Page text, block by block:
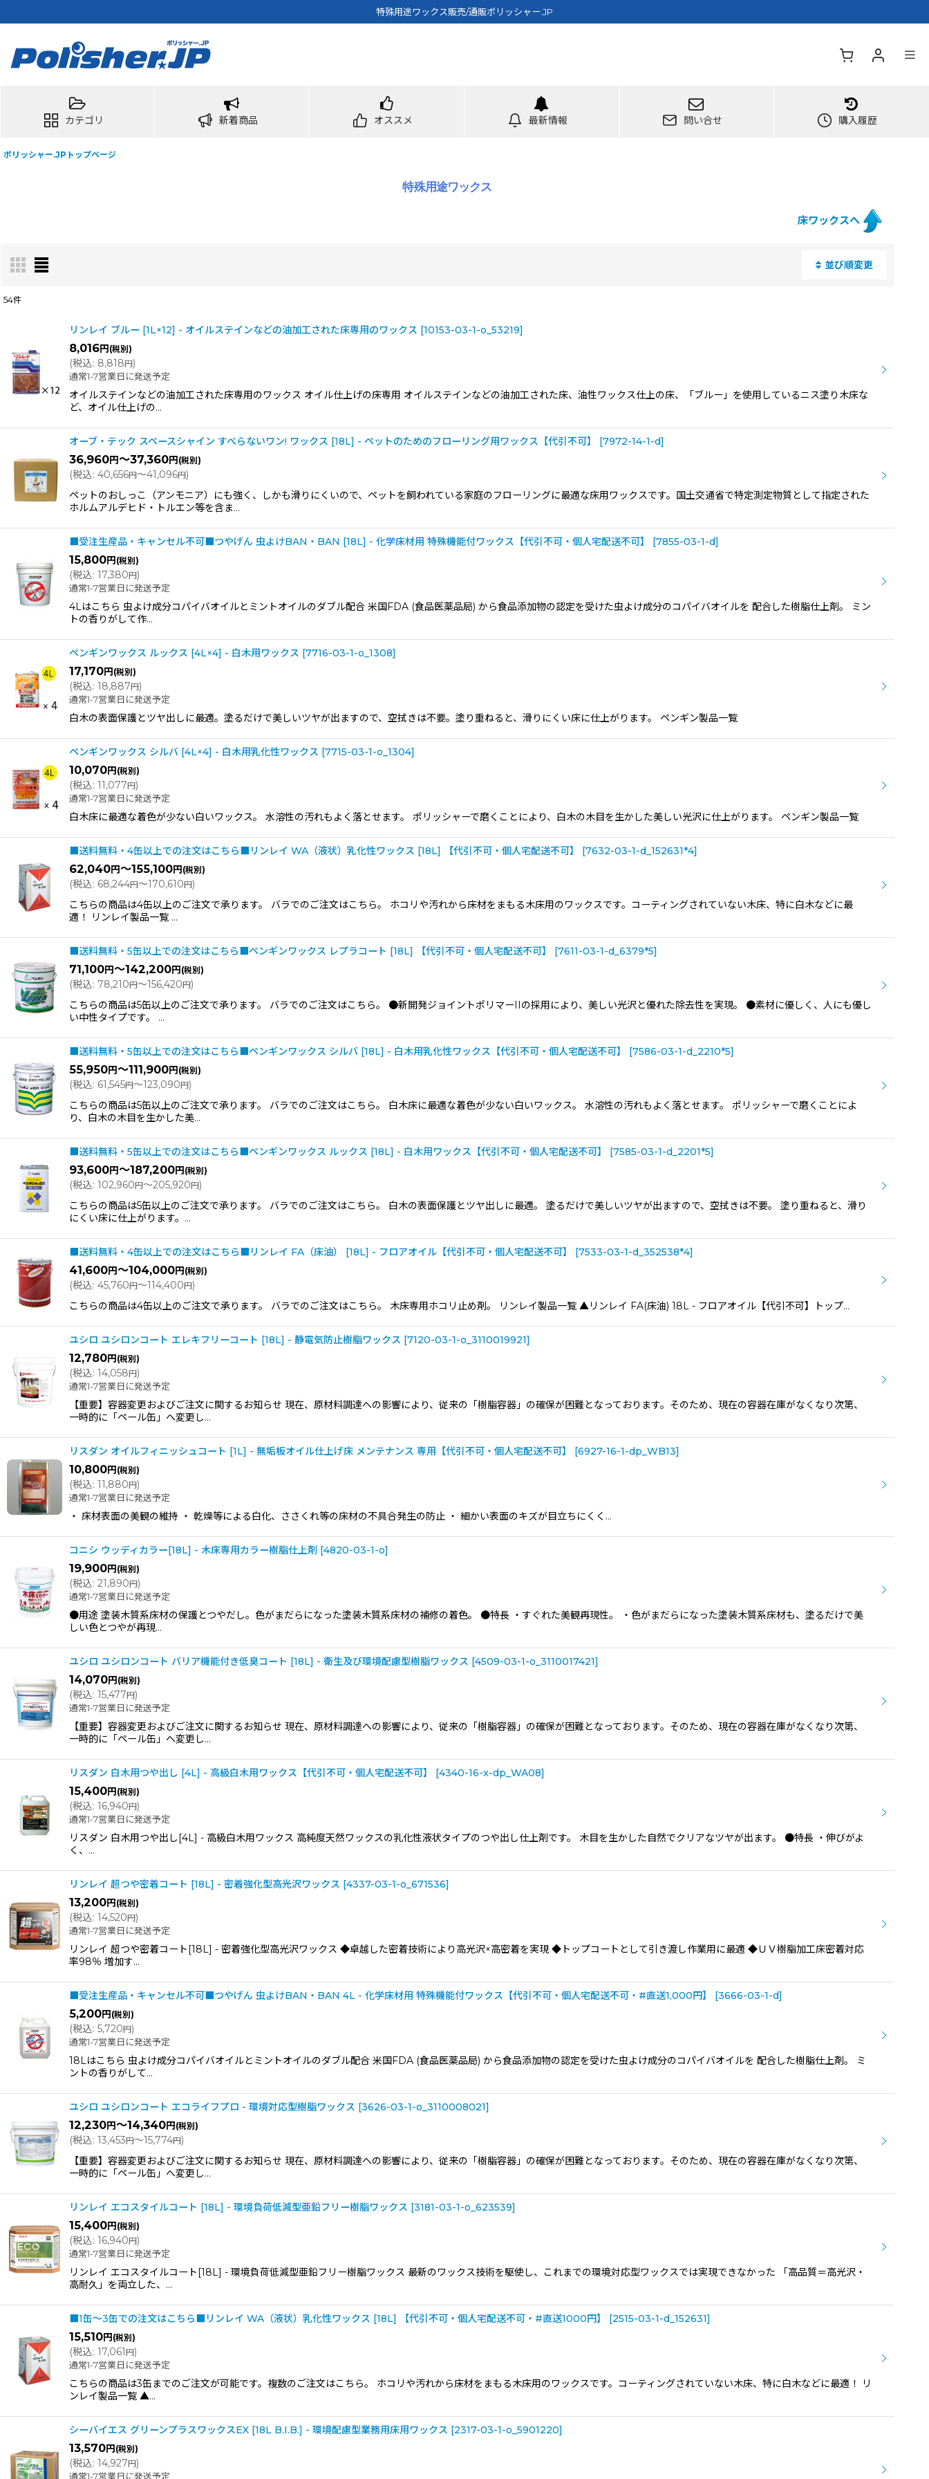
特殊用途ワックス販売/通販ポリッシャー.JP
カテゴリ 新着商品 オススメ 最新情報 問い合せ 購入履歴
ポリッシャー.JPトップページ
特殊用途ワックス
床ワックスへ
並び順変更
並び順
54件
リンレイ ブルー [1L×12] - オイルステインなどの油加工された床専用のワックス [10153-03-1-o_53219]
8,016円 (税別)
(税込: 8,818円)
通常1-7営業日に発送予定
オイルステインなどの油加工された床専用のワックス オイル仕上げの床専用 オイルステインなどの油加工された床、油性ワックス仕上の床、「ブルー」を使用しているニス塗り木床な
ど、オイル仕上げの…
オーブ・テック スペースシャイン すべらないワン! ワックス [18L] - ペットのためのフローリング用ワックス【代引不可】 [7972-14-1-d]
36,960円～37,360円 (税別)
(税込: 40,656円～41,096円)
ペットのおしっこ（アンモニア）にも強く、しかも滑りにくいので、ペットを飼われている家庭のフローリングに最適な床用ワックスです。国土交通省で特定測定物質として指定された
ホルムアルデヒド・トルエン等を含ま…
■受注生産品・キャンセル不可■つやげん 虫よけBAN・BAN [18L] - 化学床材用 特殊機能付ワックス【代引不可・個人宅配送不可】 [7855-03-1-d]
15,800円 (税別)
(税込: 17,380円)
通常1-7営業日に発送予定
4Lはこちら 虫よけ成分コパイバオイルとミントオイルのダブル配合 米国FDA (食品医薬品局) から食品添加物の認定を受けた虫よけ成分のコパイバオイルを 配合した樹脂仕上剤。 ミン
トの香りがして作…
ペンギンワックス ルックス [4L×4] - 白木用ワックス [7716-03-1-o_1308]
17,170円 (税別)
(税込: 18,887円)
通常1-7営業日に発送予定
白木の表面保護とツヤ出しに最適。塗るだけで美しいツヤが出ますので、空拭きは不要。塗り重ねると、滑りにくい床に仕上がります。 ペンギン製品一覧
ペンギンワックス シルバ [4L×4] - 白木用乳化性ワックス [7715-03-1-o_1304]
10,070円 (税別)
(税込: 11,077円)
通常1-7営業日に発送予定
白木床に最適な着色が少ない白いワックス。 水溶性の汚れもよく落とせます。 ポリッシャーで磨くことにより、白木の木目を生かした美しい光沢に仕上がります。 ペンギン製品一覧
■送料無料・4缶以上での注文はこちら■リンレイ WA（液状）乳化性ワックス [18L] 【代引不可・個人宅配送不可】 [7632-03-1-d_152631*4]
62,040円～155,100円 (税別)
(税込: 68,244円～170,610円)
こちらの商品は4缶以上のご注文で承ります。 バラでのご注文はこちら。 ホコリや汚れから床材をまもる木床用のワックスです。コーティングされていない木床、特に白木などに最
適！ リンレイ製品一覧 …
■送料無料・5缶以上での注文はこちら■ペンギンワックス レプラコート [18L] 【代引不可・個人宅配送不可】 [7611-03-1-d_6379*5]
71,100円～142,200円 (税別)
(税込: 78,210円～156,420円)
こちらの商品は5缶以上のご注文で承ります。 バラでのご注文はこちら。 ●新開発ジョイントポリマーIIの採用により、美しい光沢と優れた除去性を実現。 ●素材に優しく、人にも優し
い中性タイプです。 …
■送料無料・5缶以上での注文はこちら■ペンギンワックス シルバ [18L] - 白木用乳化性ワックス【代引不可・個人宅配送不可】 [7586-03-1-d_2210*5]
55,950円～111,900円 (税別)
(税込: 61,545円～123,090円)
こちらの商品は5缶以上のご注文で承ります。 バラでのご注文はこちら。 白木床に最適な着色が少ない白いワックス。 水溶性の汚れもよく落とせます。 ポリッシャーで磨くことによ
り、白木の木目を生かした美…
■送料無料・5缶以上での注文はこちら■ペンギンワックス ルックス [18L] - 白木用ワックス【代引不可・個人宅配送不可】 [7585-03-1-d_2201*5]
93,600円～187,200円 (税別)
(税込: 102,960円～205,920円)
こちらの商品は5缶以上のご注文で承ります。 バラでのご注文はこちら。 白木の表面保護とツヤ出しに最適。 塗るだけで美しいツヤが出ますので、空拭きは不要。 塗り重ねると、滑り
にくい床に仕上がります。…
■送料無料・4缶以上での注文はこちら■リンレイ FA（床油） [18L] - フロアオイル【代引不可・個人宅配送不可】 [7533-03-1-d_352538*4]
41,600円～104,000円 (税別)
(税込: 45,760円～114,400円)
こちらの商品は4缶以上のご注文で承ります。 バラでのご注文はこちら。 木床専用ホコリ止め剤。 リンレイ製品一覧 ▲リンレイ FA(床油) 18L - フロアオイル【代引不可】トップ…
ユシロ ユシロンコート エレキフリーコート [18L] - 静電気防止樹脂ワックス [7120-03-1-o_3110019921]
12,780円 (税別)
(税込: 14,058円)
通常1-7営業日に発送予定
【重要】容器変更およびご注文に関するお知らせ 現在、原材料調達への影響により、従来の「樹脂容器」の確保が困難となっております。そのため、現在の容器在庫がなくなり次第、
一時的に「ペール缶」へ変更し…
リスダン オイルフィニッシュコート [1L] - 無垢板オイル仕上げ床 メンテナンス 専用【代引不可・個人宅配送不可】 [6927-16-1-dp_WB13]
10,800円 (税別)
(税込: 11,880円)
通常1-7営業日に発送予定
・ 床材表面の美観の維持 ・ 乾燥等による白化、ささくれ等の床材の不具合発生の防止 ・ 細かい表面のキズが目立ちにくく…
コニシ ウッディカラー[18L] - 木床専用カラー樹脂仕上剤 [4820-03-1-o]
19,900円 (税別)
(税込: 21,890円)
通常1-7営業日に発送予定
●用途 塗装木質系床材の保護とつやだし。色がまだらになった塗装木質系床材の補修の着色。 ●特長 ・すぐれた美観再現性。 ・色がまだらになった塗装木質系床材も、塗るだけで美
しい色とつやが再現…
ユシロ ユシロンコート バリア機能付き低臭コート [18L] - 衛生及び環境配慮型樹脂ワックス [4509-03-1-o_3110017421]
14,070円 (税別)
(税込: 15,477円)
通常1-7営業日に発送予定
【重要】容器変更およびご注文に関するお知らせ 現在、原材料調達への影響により、従来の「樹脂容器」の確保が困難となっております。そのため、現在の容器在庫がなくなり次第、
一時的に「ペール缶」へ変更し…
リスダン 白木用つや出し [4L] - 高級白木用ワックス【代引不可・個人宅配送不可】 [4340-16-x-dp_WA08]
15,400円 (税別)
(税込: 16,940円)
通常1-7営業日に発送予定
リスダン 白木用つや出し[4L] - 高級白木用ワックス 高純度天然ワックスの乳化性液状タイプのつや出し仕上剤です。 木目を生かした自然でクリアなツヤが出ます。 ●特長 ・伸びがよ
く、…
リンレイ 超つや密着コート [18L] - 密着強化型高光沢ワックス [4337-03-1-o_671536]
13,200円 (税別)
(税込: 14,520円)
通常1-7営業日に発送予定
リンレイ 超つや密着コート[18L] - 密着強化型高光沢ワックス ◆卓越した密着技術により高光沢×高密着を実現 ◆トップコートとして引き渡し作業用に最適 ◆ＵＶ樹脂加工床密着対応
率98％ 増加す…
■受注生産品・キャンセル不可■つやげん 虫よけBAN・BAN 4L - 化学床材用 特殊機能付ワックス【代引不可・個人宅配送不可・#直送1,000円】 [3666-03-1-d]
5,200円 (税別)
(税込: 5,720円)
通常1-7営業日に発送予定
18Lはこちら 虫よけ成分コパイバオイルとミントオイルのダブル配合 米国FDA (食品医薬品局) から食品添加物の認定を受けた虫よけ成分のコパイバオイルを 配合した樹脂仕上剤。 ミ
ントの香りがして…
ユシロ ユシロンコート エコライフプロ - 環境対応型樹脂ワックス [3626-03-1-o_3110008021]
12,230円～14,340円 (税別)
(税込: 13,453円～15,774円)
【重要】容器変更およびご注文に関するお知らせ 現在、原材料調達への影響により、従来の「樹脂容器」の確保が困難となっております。そのため、現在の容器在庫がなくなり次第、
一時的に「ペール缶」へ変更し…
リンレイ エコスタイルコート [18L] - 環境負荷低減型亜鉛フリー樹脂ワックス [3181-03-1-o_623539]
15,400円 (税別)
(税込: 16,940円)
通常1-7営業日に発送予定
リンレイ エコスタイルコート[18L] - 環境負荷低減型亜鉛フリー樹脂ワックス 最新のワックス技術を駆使し、これまでの環境対応型ワックスでは実現できなかった 「高品質＝高光沢・
高耐久」を両立した、…
■1缶〜3缶での注文はこちら■リンレイ WA（液状）乳化性ワックス [18L] 【代引不可・個人宅配送不可・#直送1000円】 [2515-03-1-d_152631]
15,510円 (税別)
(税込: 17,061円)
通常1-7営業日に発送予定
こちらの商品は3缶までのご注文が可能です。複数のご注文はこちら。 ホコリや汚れから床材をまもる木床用のワックスです。コーティングされていない木床、特に白木などに最適！ リ
ンレイ製品一覧 ▲…
シーバイエス グリーンプラスワックスEX [18L B.I.B.] - 環境配慮型業務用床用ワックス [2317-03-1-o_5901220]
13,570円 (税別)
(税込: 14,927円)
通常1-7営業日に発送予定